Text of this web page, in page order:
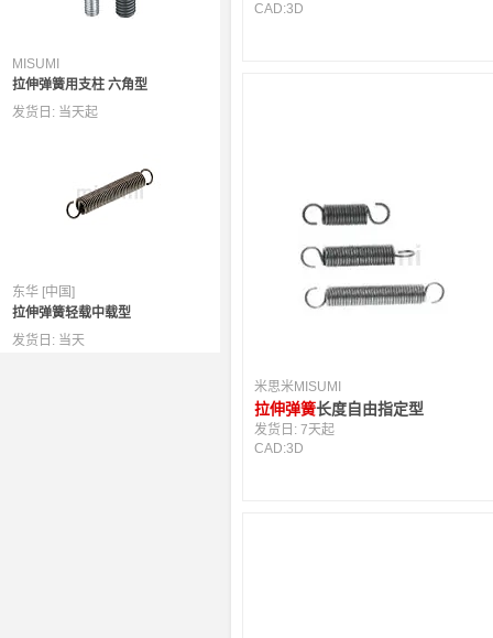
MISUMI
拉伸弹簧用支柱 六角型
发货日: 当天起
东华 [中国]
拉伸弹簧轻载中载型
发货日: 当天
CAD:3D
米思米MISUMI
拉伸弹簧长度自由指定型
发货日:7天起
CAD:3D